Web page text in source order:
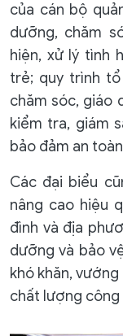
của cán bộ
dưỡng, chăm
hiện, xử lý tình
trẻ; quy trình
chăm sóc, giáo
kiểm tra, giám
bảo đảm an
Các đại biểu
nâng cao hiệu
đình và địa
dưỡng và bảo
khó khăn,
chất lượng